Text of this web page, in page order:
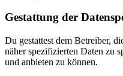
Gestattung der
Du gestattest dem Betreiber,
näher spezifizierten Daten zu
und anbieten zu können.